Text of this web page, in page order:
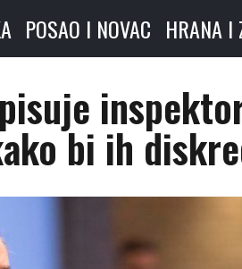
POSAO I NOVAC HRANA I
bi ih